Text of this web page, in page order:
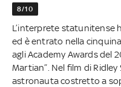
8/10
L’interprete statunitense
ed è entrato nella
agli Academy Awards del
Martian”. Nel film di
astronauta costretto a